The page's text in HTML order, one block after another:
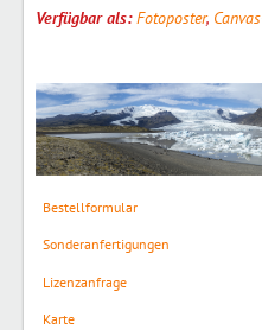
Verfügbar als:Fotoposter,
Bestellformular
Sonderanfertigungen
Lizenzanfrage
Karte